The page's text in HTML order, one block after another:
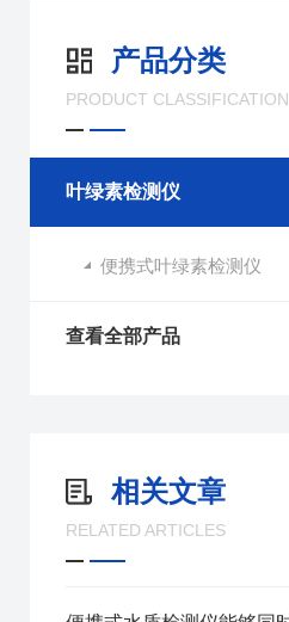
产品分类
PRODUCT CLASSIFICATION
叶绿素检测仪
便携式叶绿素检测仪
查看全部产品
相关文章
RELATED ARTICLES